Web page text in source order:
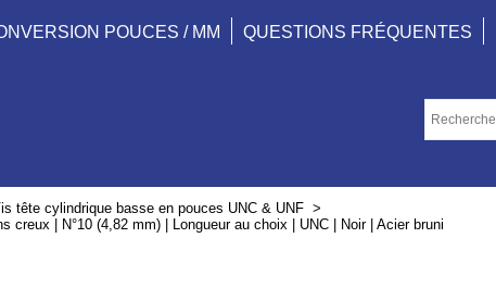
POUCES / MM QUESTIONS FRÉQUENTES
tête cylindrique basse en pouces UNC & UNF >
| N°10 (4,82 mm) | Longueur au choix | UNC | Noir | Acier bruni